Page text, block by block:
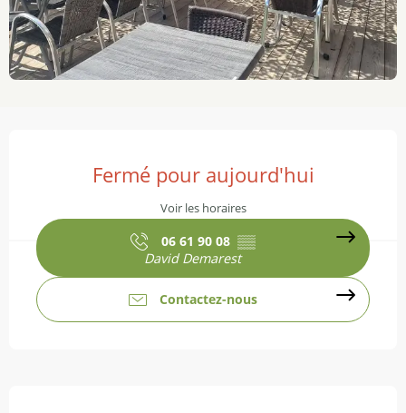
Fermé pour aujourd'hui
Voir les horaires
06 61 90 08 ▒▒
David Demarest
Contactez-nous